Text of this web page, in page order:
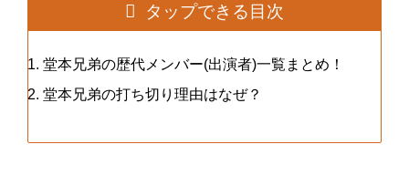
タップできる目次
堂本兄弟の歴代メンバー(出演者)一覧まとめ！
堂本兄弟の打ち切り理由はなぜ？